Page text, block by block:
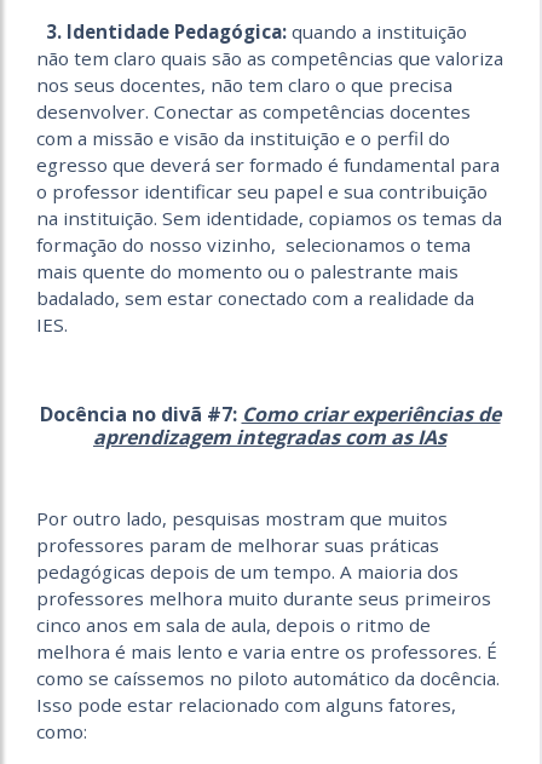
3. Identidade Pedagógica: quando a instituição
não tem claro quais são as competências que valoriza
nos seus docentes, não tem claro o que precisa
desenvolver. Conectar as competências docentes
com a missão e visão da instituição e o perfil do
egresso que deverá ser formado é fundamental para
o professor identificar seu papel e sua contribuição
na instituição. Sem identidade, copiamos os temas da
formação do nosso vizinho, selecionamos o tema
mais quente do momento ou o palestrante mais
badalado, sem estar conectado com a realidade da
IES.
Docência no divã #7: Como criar experiências de
aprendizagem integradas com as IAs
Por outro lado, pesquisas mostram que muitos
professores param de melhorar suas práticas
pedagógicas depois de um tempo. A maioria dos
professores melhora muito durante seus primeiros
cinco anos em sala de aula, depois o ritmo de
melhora é mais lento e varia entre os professores. É
como se caíssemos no piloto automático da docência.
Isso pode estar relacionado com alguns fatores,
como: